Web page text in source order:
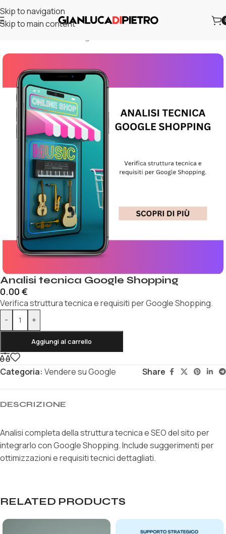
Skip to navigation
Skip to main content
Analisi tecnica Google Shopping
0.00 €
Verifica struttura tecnica e requisiti per Google Shopping.
-
+
Aggiungi al carrello
Categoria: Vendere su Google Share
DESCRIZIONE
Analisi completa della struttura tecnica e SEO del sito per
integrarlo con Google Shopping. Include suggerimenti per
ottimizzazioni e requisiti tecnici dettagliati.
RELATED PRODUCTS